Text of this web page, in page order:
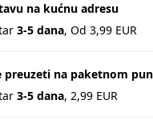
na kućnu adresu
3-5 dana, Od 3,99 EUR
preuzeti na paketnom
3-5 dana, 2,99 EUR